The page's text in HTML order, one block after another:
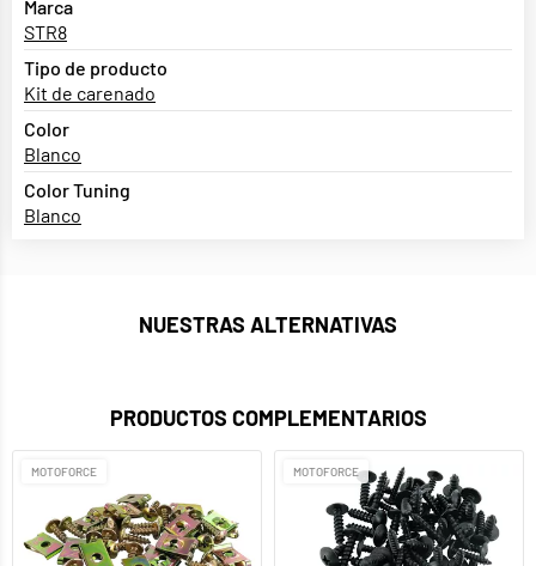
Marca
STR8
Tipo de producto
Kit de carenado
Color
Blanco
Color Tuning
Blanco
NUESTRAS ALTERNATIVAS
PRODUCTOS COMPLEMENTARIOS
MOTOFORCE MOTOFORCE